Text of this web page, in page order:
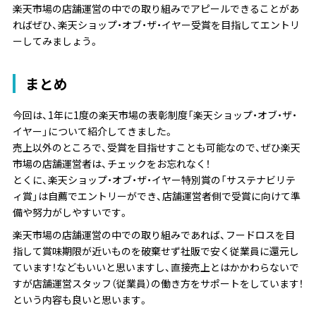
楽天市場の店舗運営の中での取り組みでアピールできることがあ
ればぜひ、楽天ショップ・オブ・ザ・イヤー受賞を目指してエントリ
ーしてみましょう。
まとめ
今回は、1年に1度の楽天市場の表彰制度「楽天ショップ・オブ・ザ・
イヤー」について紹介してきました。
売上以外のところで、受賞を目指せすことも可能なので、ぜひ楽天
市場の店舗運営者は、チェックをお忘れなく！
とくに、楽天ショップ・オブ・ザ・イヤー特別賞の「サステナビリテ
ィ賞」は自薦でエントリーができ、店舗運営者側で受賞に向けて準
備や努力がしやすいです。
楽天市場の店舗運営の中での取り組みであれば、フードロスを目
指して賞味期限が近いものを破棄せず社販で安く従業員に還元し
ています！などもいいと思いますし、直接売上とはかかわらないで
すが店舗運営スタッフ（従業員）の働き方をサポートをしています！
という内容も良いと思います。